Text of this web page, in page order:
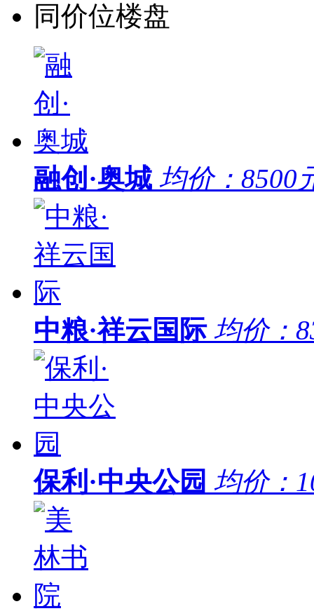
同价位楼盘
融创·奥城 均价： 8500
中粮·祥云国际 均价：
保利·中央公园 均价：